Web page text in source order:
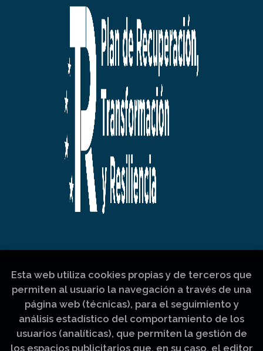
Esta web utiliza cookies propias y de terceros que
permiten al usuario la navegación a través de una
página web (técnicas), para el seguimiento y
análisis estadístico del comportamiento de los
usuarios (analíticas), que permiten la gestión de
los espacios publicitarios que, en su caso, el editor